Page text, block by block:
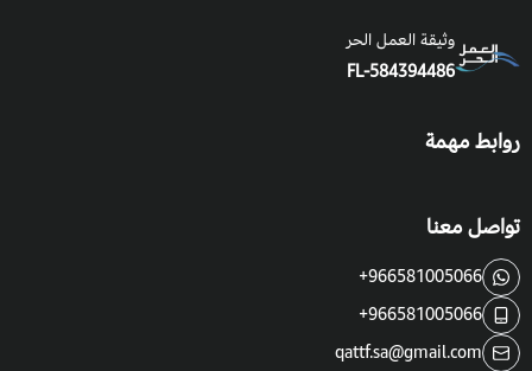
وثيقة العمل الحر
FL-584394486
روابط مهمة
تواصل معنا
+966581005066
+966581005066
qattf.sa@gmail.com